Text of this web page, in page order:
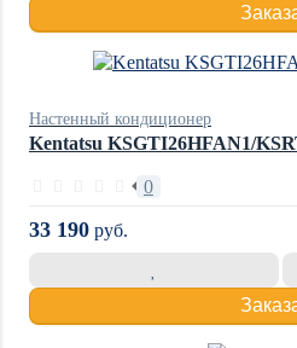
Настенный кондиционер
Kentatsu KSGTI26HFAN1/
0
33 190 руб.